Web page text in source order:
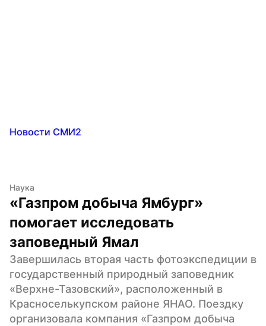
Новости СМИ2
Наука
«Газпром добыча Ямбург»
помогает исследовать
заповедный Ямал
Завершилась вторая часть фотоэкспедиции в
государственный природный заповедник
«Верхне-Тазовский», расположенный в
Красноселькупском районе ЯНАО. Поездку
организовала компания «Газпром добыча